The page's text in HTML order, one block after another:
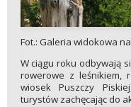
Fot.: Galeria widokowa
W ciągu roku odbywają
rowerowe z leśnikiem,
wiosek Puszczy
turystów zachęcając do